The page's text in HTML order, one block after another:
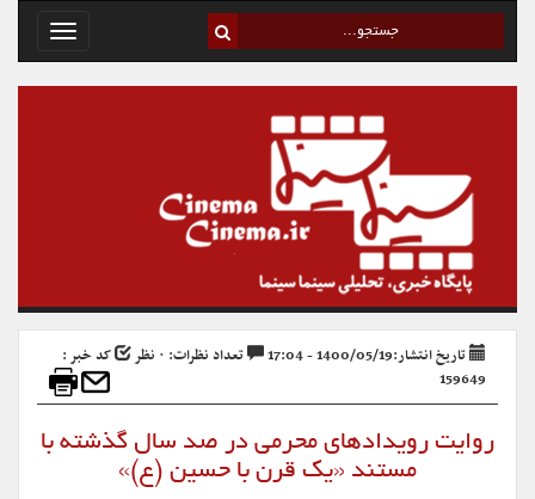
Toggle
تاریخ انتشار:1400/05/19 - 17:04 تعداد نظرات: ۰ نظر
کد خبر :
159649
روایت رویدادهای محرمی در صد سال گذشته با
مستند «یک قرن با حسین (ع)»